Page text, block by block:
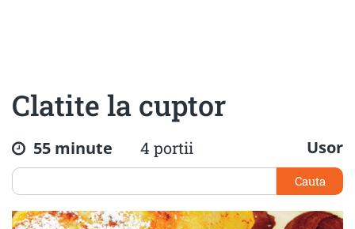
Clatite la cuptor
55 minute 4 portii Usor
Cauta